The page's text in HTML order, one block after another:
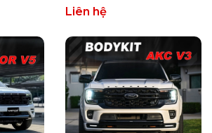
Liên hệ